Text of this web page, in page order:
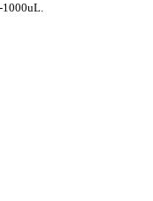
1000uL.